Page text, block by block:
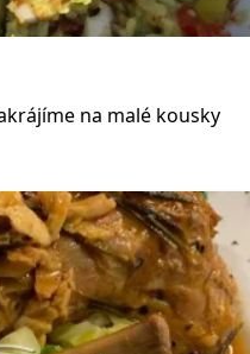
na malé kousky